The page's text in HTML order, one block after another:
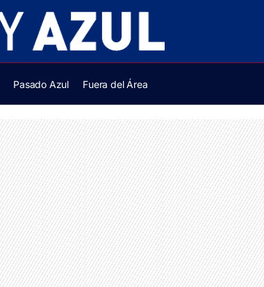
Pasado Azul Fuera del Área